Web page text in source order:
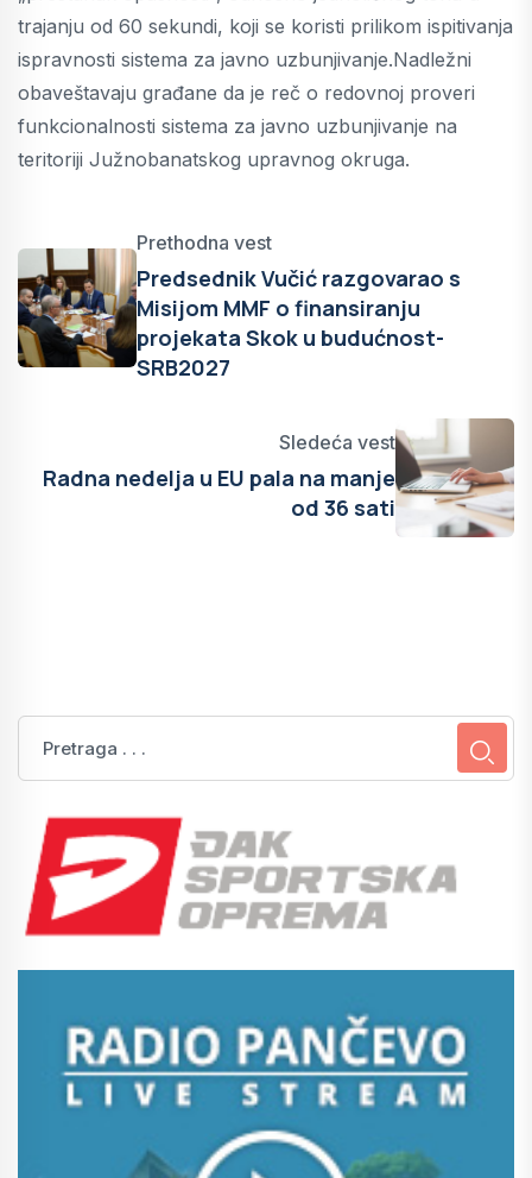
trajanju od 60 sekundi, koji se koristi prilikom ispitivanja
ispravnosti sistema za javno uzbunjivanje.Nadležni
obaveštavaju građane da je reč o redovnoj proveri
funkcionalnosti sistema za javno uzbunjivanje na
teritoriji Južnobanatskog upravnog okruga.
Prethodna vest
Predsednik Vučić razgovarao s
Misijom MMF o finansiranju
projekata Skok u budućnost-
SRB2027
Sledeća vest
Radna nedelja u EU pala na manje
od 36 sati